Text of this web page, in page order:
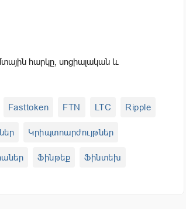
հարկը, սոցիալական և
Fasttoken FTN LTC Ripple
Կրիպտոարժույթներ
Ֆինթեք Ֆինտեխ